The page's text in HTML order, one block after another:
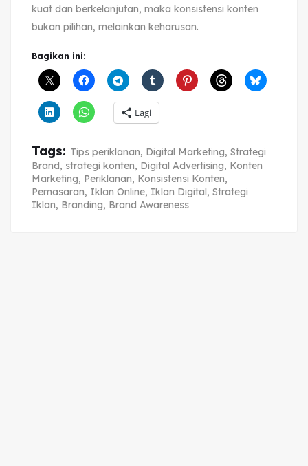
kuat dan berkelanjutan, maka konsistensi konten
bukan pilihan, melainkan keharusan.
Bagikan ini:
Lagi
Tags: Tips periklanan, Digital Marketing, Strategi
Brand, strategi konten, Digital Advertising, Konten
Marketing, Periklanan, Konsistensi Konten,
Pemasaran, Iklan Online, Iklan Digital, Strategi
Iklan, Branding, Brand Awareness